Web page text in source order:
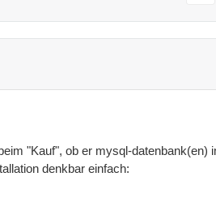
"Kauf", ob er mysql-datenbank(en)
denkbar einfach: